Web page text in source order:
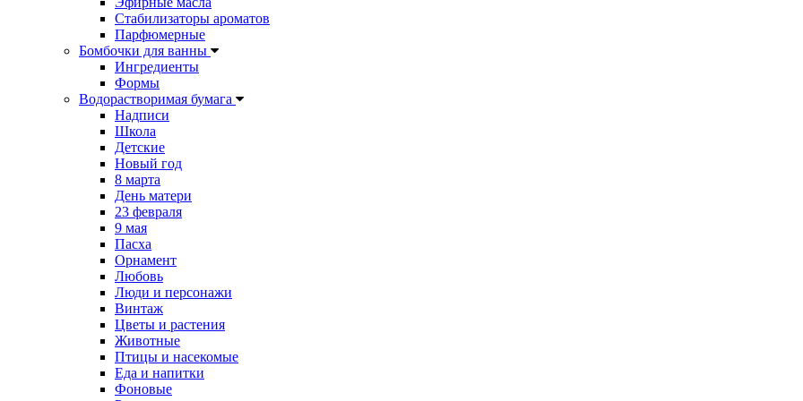
Стабилизаторы ароматов
Парфюмерные
Бомбочки для ванны
Ингредиенты
Формы
Водорастворимая бумага
Надписи
Школа
Детские
Новый год
8 марта
День матери
23 февраля
9 мая
Пасха
Орнамент
Любовь
Люди и персонажи
Винтаж
Цветы и растения
Животные
Птицы и насекомые
Еда и напитки
Фоновые